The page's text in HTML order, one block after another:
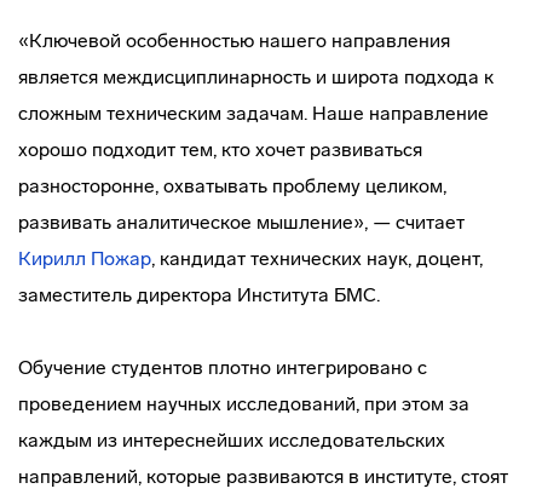
«Ключевой особенностью нашего направления
является междисциплинарность и широта подхода к
сложным техническим задачам. Наше направление
хорошо подходит тем, кто хочет развиваться
разносторонне, охватывать проблему целиком,
развивать аналитическое мышление», — считает
Кирилл Пожар, кандидат технических наук, доцент,
заместитель директора Института БМС.
Обучение студентов плотно интегрировано с
проведением научных исследований, при этом за
каждым из интереснейших исследовательских
направлений, которые развиваются в институте, стоят